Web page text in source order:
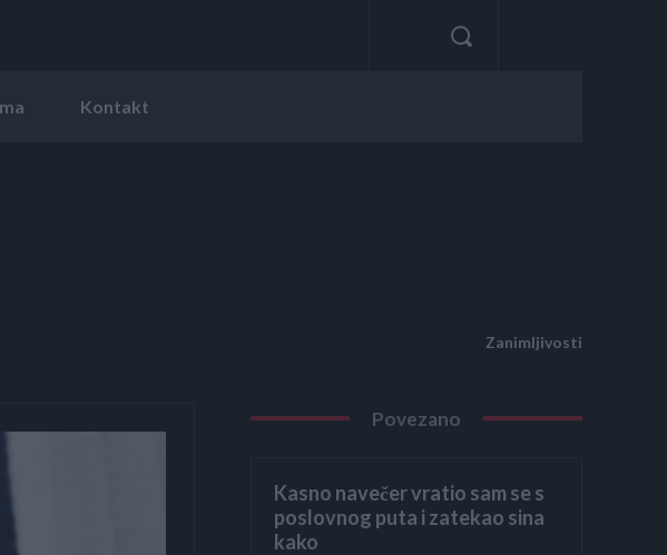
Kontakt
Zanimljivosti
Povezano
Kasno navečer vratio sam se s
poslovnog puta i zatekao sina
kako